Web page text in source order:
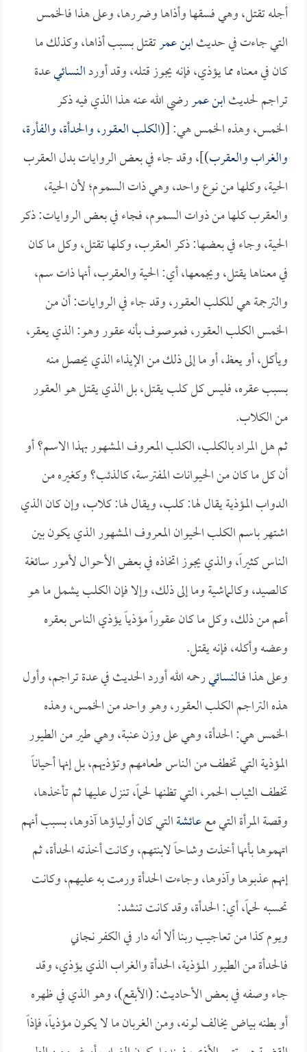
أجله تقتل، وهي فسقها وأذاها وضررها، وعلى هذا فالخمس
التي جاءت في حديثابن عمرتقتل بسبب أذاها، وكذلك ما
كان في معناه مما يؤذي، فإنه يجوز قتله، وقد أوردالنسائيعدة
تراجم لحديثابن عمررضي الله عنه هذا الذي فيه ذكر
الخمس، وهذه الخمس هي: [(الكلب العقور، والحدأة، والفأرة،
والغراب والعقرب)]، وقد جاء في بعض الروايات بدل العقرب
الحية، وكلها من نوع واحد، وهي ذات السموم؛ لأن الحية،
والعقرب كلها من ذوات السموم، فجاء في بعض الروايات: ذكر
الحية، وجاء في بعضها: ذكر العقرب، وكلها تقتل، وكل ما كان
في معناها يقتل، ويجمعها، أي: الحية والعقرب، أنها ذات سم،
والترجمة هي للكلب العقور، وقد جاء في الروايات: أن من
الخمس الكلب العقور، فموصوف بأنه عقور وهو: الذي يعقر،
ويأكل، أو يعظ، أو ما إلى ذلك من الإيذاء الذي يحصل منه
بسبب عقره، فليس كل كلب يقتل، بل الذي يقتل هو العقور
من الكلاب.
ثم هل المراد بالكلب، الكلب المعروف المشهور بهذا الاسم؟ أو
أن كل ما كان من الحيوانات المفترسة، كالذئب؟ وكغيره من
الدواب المؤذية يقال لها: كلب، ويقال لها: كلاب، وإن كان الذي
اشتهر باسم الكلب الحيوان المعروف المشهور الذي يكون بين
الناس كثيراً، والذي يجوز اتخاذه في بعض الأحوال لأمور سائغة
كالصيد، وكالماشية وما إلى ذلك، وإلا فإن الكلب يشمل ما هو
أعم من ذلك، وكل ما كان عقوراً مؤذياً يؤذي الناس بعقره
وعضه وأكله، فإنه يقتل.
وعلى هذا فـالنسائيرحمه الله أورد الحديث في عدة تراجم، وأول
هذه التراجم الكلب العقور، وهو واحد من الخمس، وهذه
الخمس هي: الحدأة، وهي على وزن عنبة، وهي طير من الطيور
المؤذية التي تخطف من الناس طعامهم وتؤذيهم، بل إنها أحياناً
تخطف الثياب الحمر، التي تظنها لحماً، تنزل عليها ثم تأخذها،
وقصة المرأة التي مععائشةالتي كان أولياؤها آذوها، بسبب أنهم
اتهموها بأنها أخذت وشاحاً لابنتهم، وكانت أخذته الحدأة، ثم
إنهم عذبوها وآذوها، وجاءت الحدأة ورمت به عليهم، وكانت
تحسبه لحماً، أي: الحدأة، وقد كانت تنشد:
ويوم كذا من تعاجيب ربنا ألا أنه دار في الكفر نجاني
فالحدأة من الطيور المؤذية، الحدأة والغراب الذي يؤذي، وقد
جاء وصفه في بعض الأحاديث: (الأبقع)، وهو الذي في ظهره
أو بطنه بياض يخالف لونه، ومن الغربان ما لا يكون مؤذياً، فإذاً